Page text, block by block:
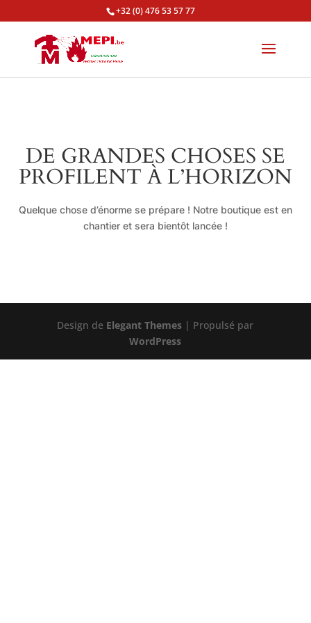
+32 (0) 476 53 57 77
DE GRANDES CHOSES SE
PROFILENT À L’HORIZON
Quelque chose d’énorme se prépare ! Notre boutique est en
chantier et sera bientôt lancée !
Design de Elegant Themes | Propulsé par
WordPress